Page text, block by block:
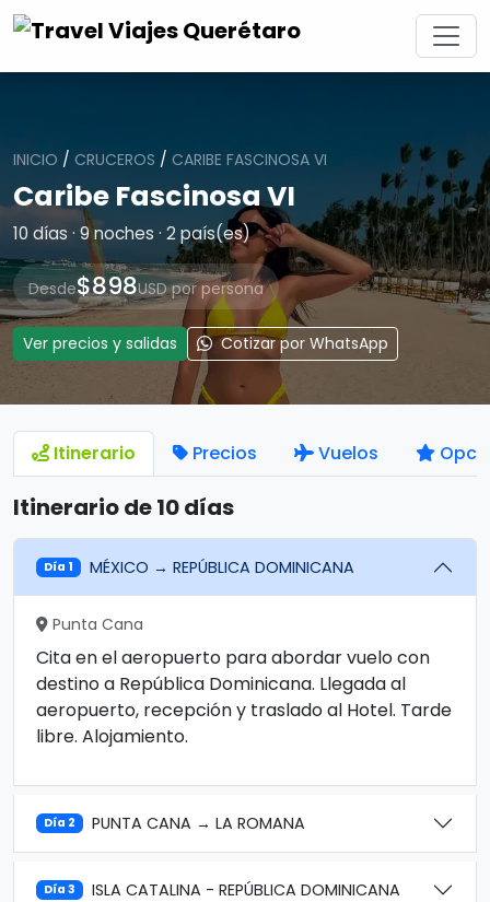
INICIO / CRUCEROS / CARIBE FASCINOSA VI
Caribe Fascinosa VI
10 días · 9 noches · 2 país(es)
Desde$898USD por persona
Ver precios y salidas Cotizar por WhatsApp
Itinerario Precios Vuelos
Itinerario de 10 días
Día 1 MÉXICO → REPÚBLICA DOMINICANA
Punta Cana
Cita en el aeropuerto para abordar vuelo con
destino a República Dominicana. Llegada al
aeropuerto, recepción y traslado al Hotel. Tarde
libre. Alojamiento.
Día 2 PUNTA CANA → LA ROMANA
Día 3 ISLA CATALINA - REPÚBLICA DOMINICANA